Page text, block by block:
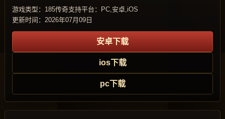
游戏类型：185传奇支持平台：PC,安卓,iOS
更新时间：2026年07月09日
安卓下载
ios下载
pc下载